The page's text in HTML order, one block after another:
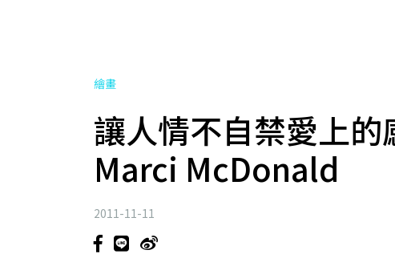
繪畫
讓人情不自禁愛上
Marci McDonald
2011-11-11